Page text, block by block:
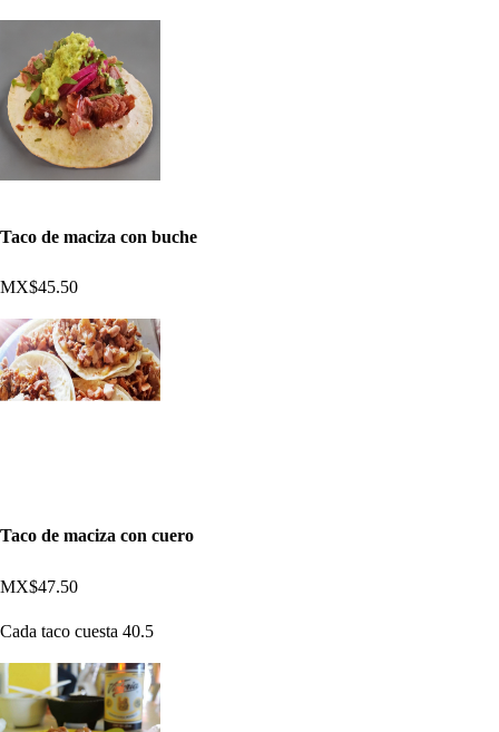
Taco de maciza con buche
MX$45.50
Taco de maciza con cuero
MX$47.50
Cada taco cuesta 40.5